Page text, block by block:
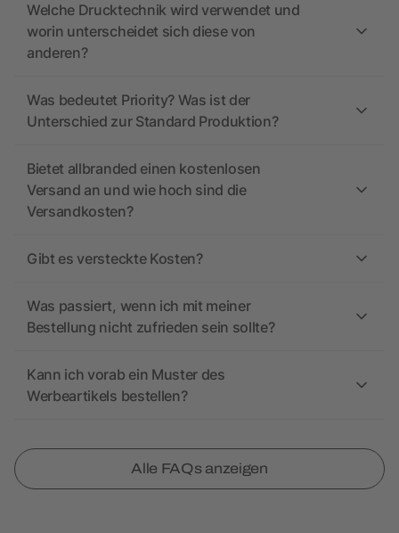
Welche Drucktechnik wird verwendet und
worin unterscheidet sich diese von
anderen?
Was bedeutet Priority? Was ist der
Unterschied zur Standard Produktion?
Bietet allbranded einen kostenlosen
Versand an und wie hoch sind die
Versandkosten?
Gibt es versteckte Kosten?
Was passiert, wenn ich mit meiner
Bestellung nicht zufrieden sein sollte?
Kann ich vorab ein Muster des
Werbeartikels bestellen?
Alle FAQs anzeigen